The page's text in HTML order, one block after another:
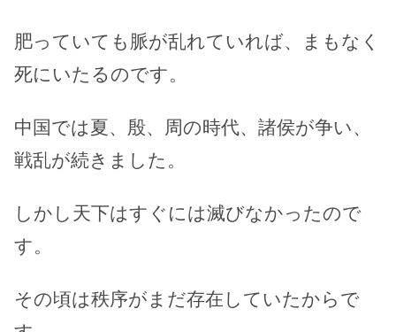
肥っていても脈が乱れていれば、まもなく
死にいたるのです。
中国では夏、殷、周の時代、諸侯が争い、
戦乱が続きました。
しかし天下はすぐには滅びなかったので
す。
その頃は秩序がまだ存在していたからで